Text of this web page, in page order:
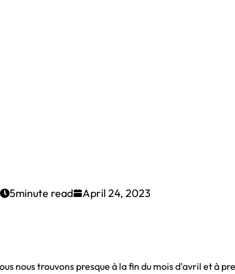
5minute read April 24, 2023
nous trouvons presque à la fin du mois d'avril et à